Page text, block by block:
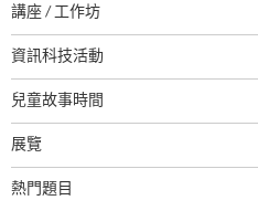
講座 / 工作坊
資訊科技活動
兒童故事時間
展覽
熱門題目